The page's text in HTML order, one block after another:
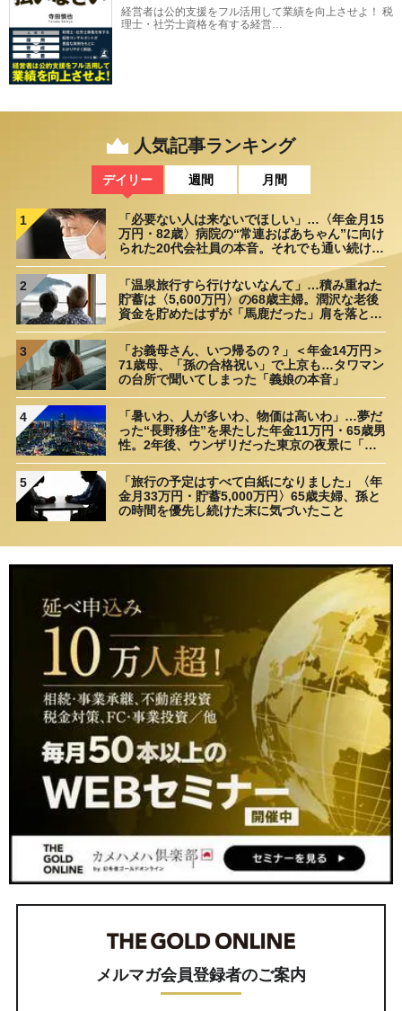
経営者は公的支援をフル活用して業績を向上させよ！ 税
理士・社労士資格を有する経営…
人気記事ランキング
デイリー 週間 月間
1
「必要ない人は来ないでほしい」…〈年金月15
万円・82歳〉病院の“常連おばあちゃん”に向け
られた20代会社員の本音。それでも通い続ける
2
「温泉旅行すら行けないなんて」…積み重ねた
貯蓄は〈5,600万円〉の68歳主婦。潤沢な老後
資金を貯めたはずが「馬鹿だった」肩を落とす
3
「お義母さん、いつ帰るの？」＜年金14万円＞
71歳母、「孫の合格祝い」で上京も…タワマン
の台所で聞いてしまった「義娘の本音」
4
「暑いわ、人が多いわ、物価は高いわ」…夢だ
った“長野移住”を果たした年金11万円・65歳男
性。2年後、ウンザリだった東京の夜景に「癒
5
「旅行の予定はすべて白紙になりました」〈年
金月33万円・貯蓄5,000万円〉65歳夫婦、孫と
の時間を優先し続けた末に気づいたこと
メルマガ会員登録者のご案内